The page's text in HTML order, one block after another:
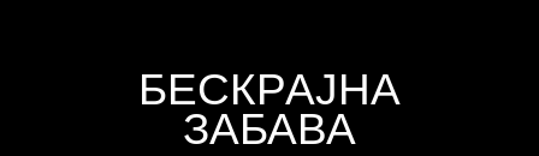
БЕСКРАЈНА
ЗАБАВА